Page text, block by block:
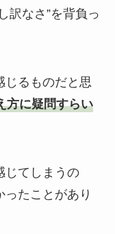
訳なさ”を背負っ
じるものだと思
方に疑問すらい
じてしまうの
たことがあり